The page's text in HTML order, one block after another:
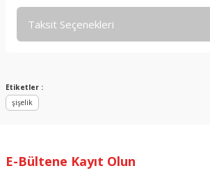
Taksit Seçenekleri
Etiketler :
şişelik
E-Bültene Kayıt Olun